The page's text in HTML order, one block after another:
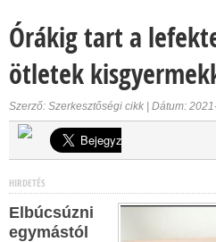
Órákig tart a
ötletek
Szerző: Szerkesztőségi cikk | Dátum:
HIRDETÉS
Elbúcsúzni
egymástól